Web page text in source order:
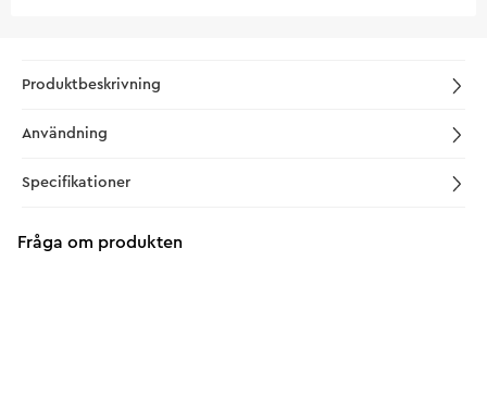
Produktbeskrivning
Användning
Specifikationer
Fråga om produkten